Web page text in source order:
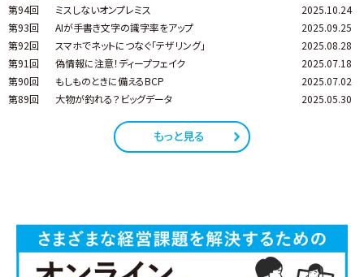
第94回
ミスしないオンプレミス
2025.10.24
第93回
AIが手書き文字の識字率をアップ
2025.09.25
第92回
スマホでネットにつなぐ「テザリング」
2025.08.28
第91回
偽情報に注意！ディープフェイク
2025.07.18
第90回
もしものときに備えるBCP
2025.07.02
第89回
大物が釣れる？ビッグデータ 2025.05.30
もっと見る